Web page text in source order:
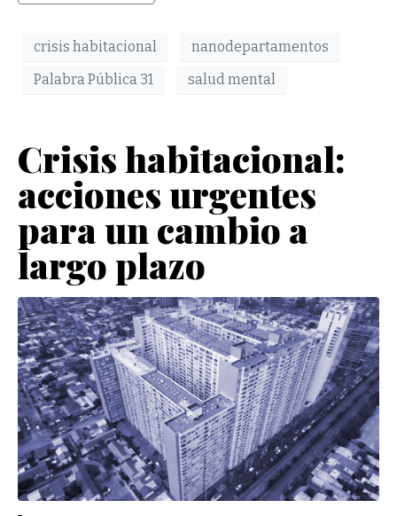
crisis habitacional
nanodepartamentos
Palabra Pública 31
salud mental
Crisis habitacional:
acciones urgentes
para un cambio a
largo plazo